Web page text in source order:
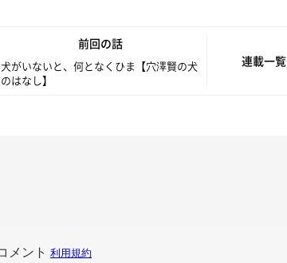
前回の話
犬がいないと、何となくひま【穴澤賢の犬
のはなし】
連載一覧